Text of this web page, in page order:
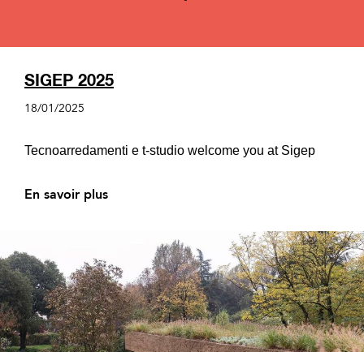
SIGEP 2025
18/01/2025
Tecnoarredamenti e t-studio welcome you at Sigep
En savoir plus